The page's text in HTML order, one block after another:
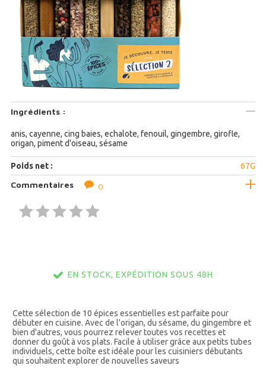
Ingrédients :
anis, cayenne, cing baies, echalote, fenouil, gingembre, girofle,
origan, piment d'oiseau, sésame
Poids net : 67G
Commentaires 0
EN STOCK, EXPÉDITION SOUS 48H
Cette sélection de 10 épices essentielles est parfaite pour
débuter en cuisine. Avec de l'origan, du sésame, du gingembre et
bien d'autres, vous pourrez relever toutes vos recettes et
donner du goût à vos plats. Facile à utiliser grâce aux petits tubes
individuels, cette boîte est idéale pour les cuisiniers débutants
qui souhaitent explorer de nouvelles saveurs